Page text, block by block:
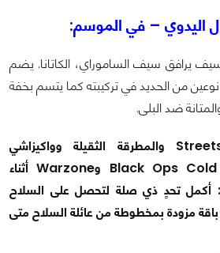
اليدوي – في الموسم:
يرافق سيف الساموراي، الكاتانا. يضم
من الحديد في تركيبته كما يتسم بخفة
ضد البلى.
احصل على Streetsweeper والمطرقة الثقيلة وواكيزاشي
لاستخدامهم في Black Ops Cold War وWarzone أثناء
أكمل تحدٍ ذي صلة لتحصل على السلاح
مزودة بمخطوطة من عائلة السلاح متى